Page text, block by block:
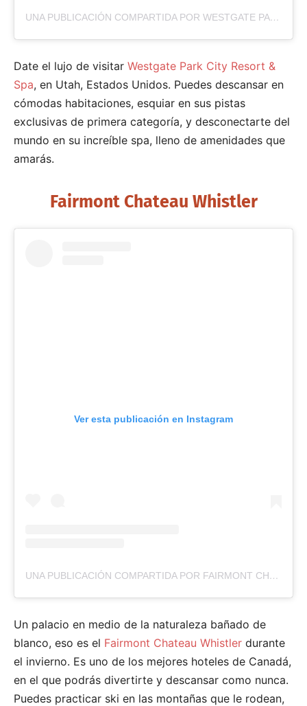
UNA PUBLICACIÓN COMPARTIDA POR WESTGATE PARK CITY (@WESTGATEPARKCITY)
Date el lujo de visitar Westgate Park City Resort &
Spa, en Utah, Estados Unidos. Puedes descansar en
cómodas habitaciones, esquiar en sus pistas
exclusivas de primera categoría, y desconectarte del
mundo en su increíble spa, lleno de amenidades que
amarás.
Fairmont Chateau Whistler
Ver esta publicación en Instagram
UNA PUBLICACIÓN COMPARTIDA POR FAIRMONT CHATEAU WHISTLER (@FAIRMONTWHISTLR)
Un palacio en medio de la naturaleza bañado de
blanco, eso es el Fairmont Chateau Whistler durante
el invierno. Es uno de los mejores hoteles de Canadá,
en el que podrás divertirte y descansar como nunca.
Puedes practicar ski en las montañas que le rodean,